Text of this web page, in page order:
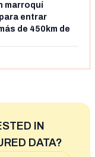
marroquí
entrar
de 450km de
IN
DATA?